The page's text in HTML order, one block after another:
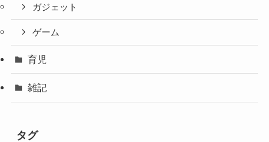
ガジェット
ゲーム
育児
雑記
タグ